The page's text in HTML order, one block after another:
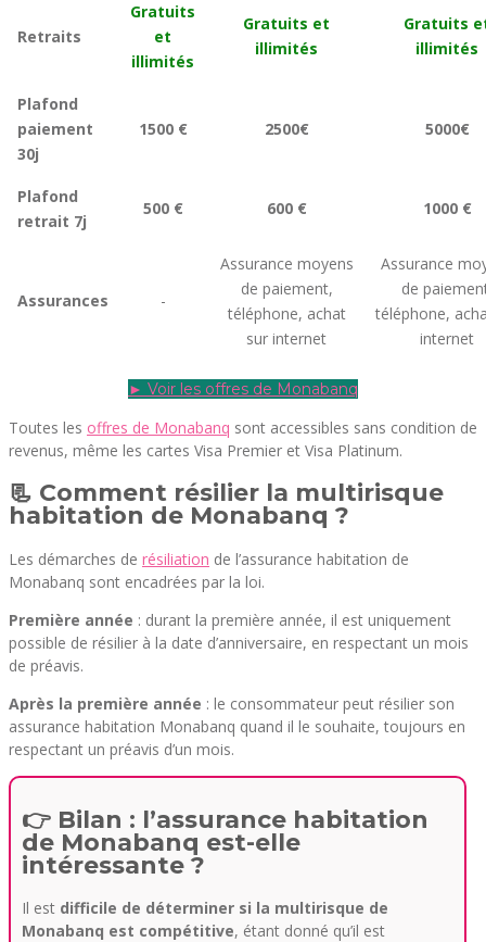
Retraits
Gratuits
et
illimités
Gratuits et
illimités
Gratuits
illimités
Plafond
paiement
30j
1500 € 2500€ 5000€
Plafond
retrait 7j
500 € 600 € 1000 €
Assurances -
Assurance moyens
de paiement,
téléphone, achat
sur internet
Assurance
de
téléphone,
internet
► Voir les offres de Monabanq
Toutes les offres de Monabanq sont accessibles sans condition de
revenus, même les cartes Visa Premier et Visa Platinum.
📃 Comment résilier la multirisque
habitation de Monabanq ?
Les démarches de résiliation de l’assurance habitation de
Monabanq sont encadrées par la loi.
Première année : durant la première année, il est uniquement
possible de résilier à la date d’anniversaire, en respectant un mois
de préavis.
Après la première année : le consommateur peut résilier son
assurance habitation Monabanq quand il le souhaite, toujours en
respectant un préavis d’un mois.
👉 Bilan : l’assurance habitation
de Monabanq est-elle
intéressante ?
Il est difficile de déterminer si la multirisque de
Monabanq est compétitive, étant donné qu’il est